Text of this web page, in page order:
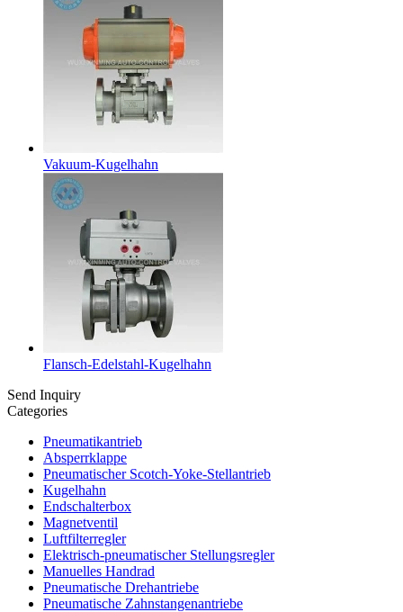
Vakuum-Kugelhahn
Flansch-Edelstahl-Kugelhahn
Send Inquiry
Categories
Pneumatikantrieb
Absperrklappe
Pneumatischer Scotch-Yoke-Stellantrieb
Kugelhahn
Endschalterbox
Magnetventil
Luftfilterregler
Elektrisch-pneumatischer Stellungsregler
Manuelles Handrad
Pneumatische Drehantriebe
Pneumatische Zahnstangenantriebe